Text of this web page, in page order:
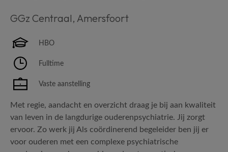
GGz Centraal, Amersfoort
HBO
Fulltime
Vaste aanstelling
Met regie, aandacht en overzicht draag je bij aan kwaliteit
van leven in de langdurige ouderenpsychiatrie. Jij zorgt
ervoor. Zo werk jij Als coördinerend begeleider ben jij er
voor ouderen met een complexe psychiatrische